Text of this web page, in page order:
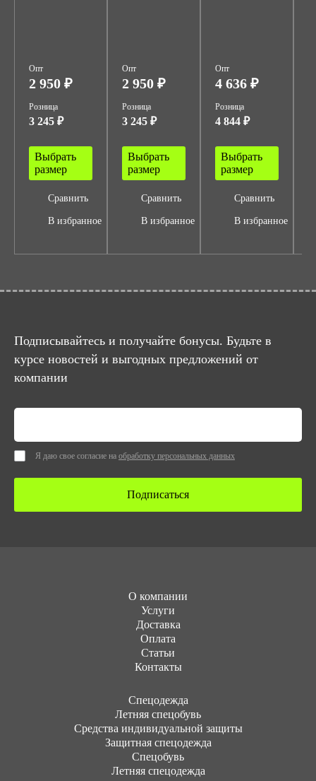
Опт
2 950 ₽
Розница
3 245 ₽
Выбрать
размер
Сравнить
В избранное
Опт
2 950 ₽
Розница
3 245 ₽
Выбрать
размер
Сравнить
В избранное
Опт
4 636 ₽
Розница
4 844 ₽
Выбрать
размер
Сравнить
В избранное
Подписывайтесь и получайте бонусы. Будьте в
курсе новостей и выгодных предложений от
компании
Я даю свое согласие на обработку персональных данных
Подписаться
О компании
Услуги
Доставка
Оплата
Статьи
Контакты
Cпецодежда
Летняя спецобувь
Средства индивидуальной защиты
Защитная спецодежда
Спецобувь
Летняя спецодежда